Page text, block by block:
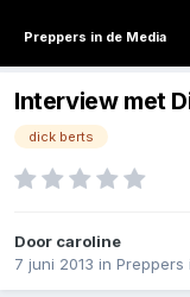
Preppers in de Media
Interview met
dick berts
Door caroline
7 juni 2013 in Preppers